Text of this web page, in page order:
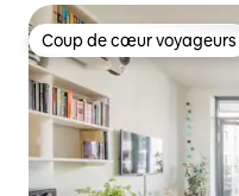
Coup de cœur voyageurs
Coup de cœur voyageurs